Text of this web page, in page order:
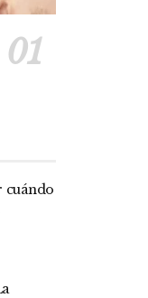
cuándo